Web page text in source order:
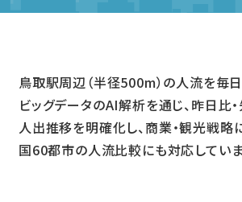
鳥取駅周辺（半径500m）の人流を毎
ビッグデータのAI解析を通じ、昨日比
人出推移を明確化し、商業・観光戦略
国60都市の人流比較にも対応していま